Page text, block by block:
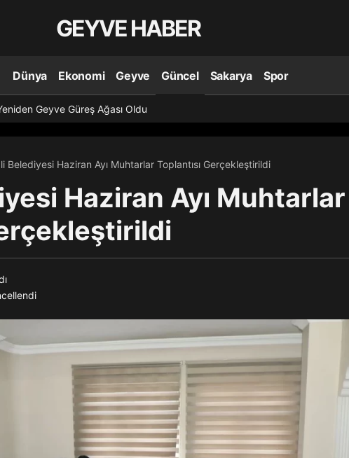
GEYVE HABER
Dünya Ekonomi Geyve Güncel Sakarya Spor
Geyve Güreş Ağası Oldu
Belediyesi Haziran Ayı Muhtarlar Toplantısı Gerçekleştirildi
Haziran Ayı Muhtarlar